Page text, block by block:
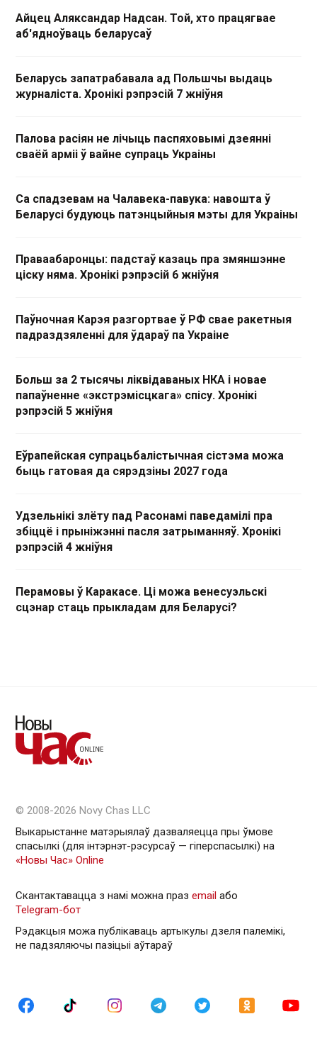
Айцец Аляксандар Надсан. Той, хто працягвае
аб'ядноўваць беларусаў
Беларусь запатрабавала ад Польшчы выдаць
журналіста. Хронікі рэпрэсій 7 жніўня
Палова расіян не лічыць паспяховымі дзеянні
сваёй арміі ў вайне супраць Украіны
Са спадзевам на Чалавека-павука: навошта ў
Беларусі будуюць патэнцыйныя мэты для Украіны
Праваабаронцы: падстаў казаць пра змяншэнне
ціску няма. Хронікі рэпрэсій 6 жніўня
Паўночная Карэя разгортвае ў РФ свае ракетныя
падраздзяленні для ўдараў па Украіне
Больш за 2 тысячы ліквідаваных НКА і новае
папаўненне «экстрэмісцкага» спісу. Хронікі
рэпрэсій 5 жніўня
Еўрапейская супрацьбалістычная сістэма можа
быць гатовая да сярэдзіны 2027 года
Удзельнікі злёту пад Расонамі паведамілі пра
збіццё і прыніжэнні пасля затрыманняў. Хронікі
рэпрэсій 4 жніўня
Перамовы ў Каракасе. Ці можа венесуэльскі
сцэнар стаць прыкладам для Беларусі?
© 2008-2026 Novy Chas LLC
Выкарыстанне матэрыялаў дазваляецца пры ўмове
спасылкі (для інтэрнэт-рэсурсаў — гiперспасылкi) на
«Новы Час» Online
Скантактавацца з намі можна праз email або
Telegram-бот
Рэдакцыя можа публікаваць артыкулы дзеля палемікі,
не падзяляючы пазіцыі аўтараў